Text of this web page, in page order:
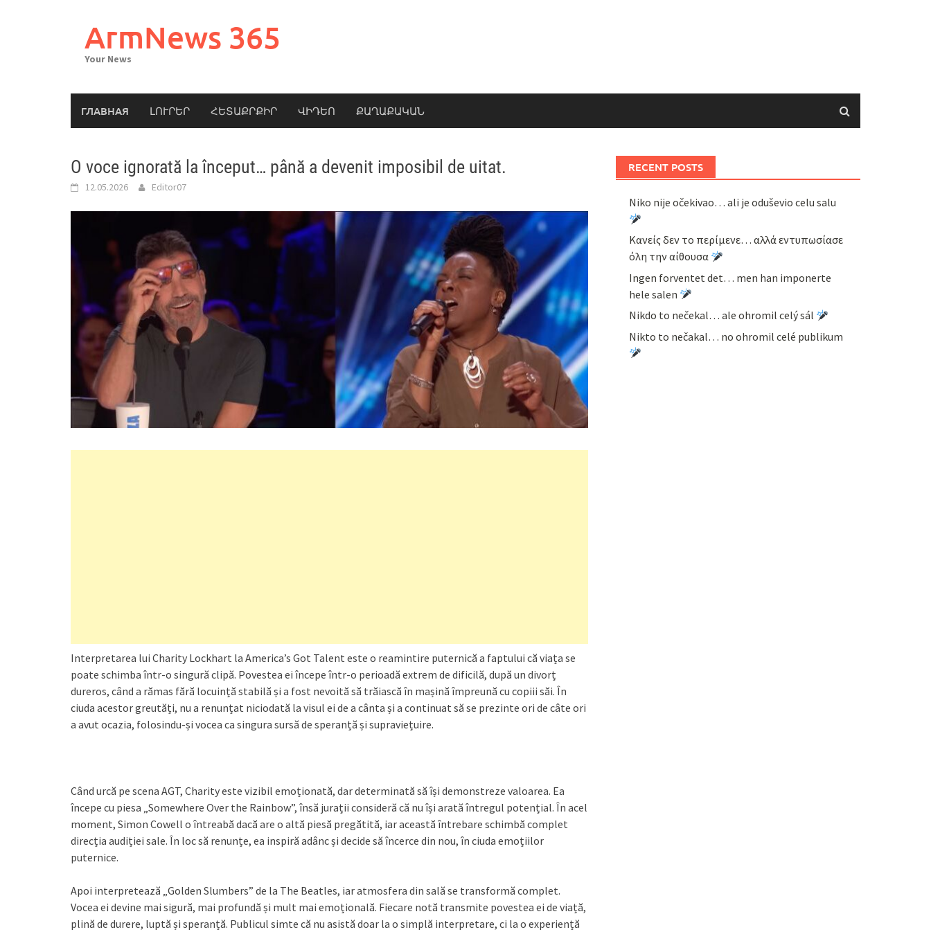
ArmNews 365
Your News
ГЛАВНАЯ ԼՈՒՐԵՐ ՀԵՏԱՔՐՔԻՐ ՎԻԴԵՈ ՔԱՂԱՔԱԿԱՆ
O voce ignorată la început… până a devenit imposibil de uitat.
12.05.2026 Editor07
Interpretarea lui Charity Lockhart la America’s Got Talent este o reamintire puternică a faptului că viața se
poate schimba într-o singură clipă. Povestea ei începe într-o perioadă extrem de dificilă, după un divorț
dureros, când a rămas fără locuință stabilă și a fost nevoită să trăiască în mașină împreună cu copiii săi. În
ciuda acestor greutăți, nu a renunțat niciodată la visul ei de a cânta și a continuat să se prezinte ori de câte ori
a avut ocazia, folosindu-și vocea ca singura sursă de speranță și supraviețuire.
Când urcă pe scena AGT, Charity este vizibil emoționată, dar determinată să își demonstreze valoarea. Ea
începe cu piesa „Somewhere Over the Rainbow”, însă jurații consideră că nu își arată întregul potențial. În acel
moment, Simon Cowell o întreabă dacă are o altă piesă pregătită, iar această întrebare schimbă complet
direcția audiției sale. În loc să renunțe, ea inspiră adânc și decide să încerce din nou, în ciuda emoțiilor
puternice.
Apoi interpretează „Golden Slumbers” de la The Beatles, iar atmosfera din sală se transformă complet.
Vocea ei devine mai sigură, mai profundă și mult mai emoțională. Fiecare notă transmite povestea ei de viață,
plină de durere, luptă și speranță. Publicul simte că nu asistă doar la o simplă interpretare, ci la o experiență
RECENT POSTS
Niko nije očekivao… ali je oduševio celu salu
Κανείς δεν το περίμενε… αλλά εντυπωσίασε
όλη την αίθουσα
Ingen forventet det… men han imponerte
hele salen
Nikdo to nečekal… ale ohromil celý sál
Nikto to nečakal… no ohromil celé publikum